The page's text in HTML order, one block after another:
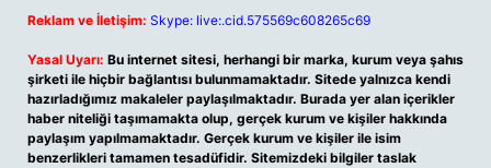
Reklam ve İletişim: Skype: live:.cid.575569c608265c69
Yasal Uyarı: Bu internet sitesi, herhangi bir marka, kurum veya şahıs
şirketi ile hiçbir bağlantısı bulunmamaktadır. Sitede yalnızca kendi
hazırladığımız makaleler paylaşılmaktadır. Burada yer alan içerikler
haber niteliği taşımamakta olup, gerçek kurum ve kişiler hakkında
paylaşım yapılmamaktadır. Gerçek kurum ve kişiler ile isim
benzerlikleri tamamen tesadüfidir. Sitemizdeki bilgiler taslak